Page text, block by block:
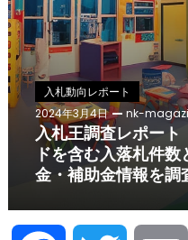
入札動向レポート
2024年3月4日
nk-
入札王調査レポー
ドを含む入落札件
金・補助金情報を調